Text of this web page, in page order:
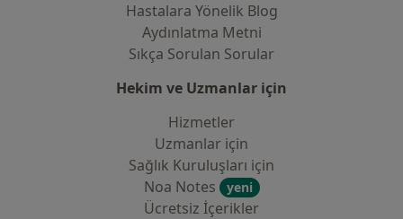
Hastalara Yönelik Blog
Aydınlatma Metni
Sıkça Sorulan Sorular
Hekim ve Uzmanlar için
Hizmetler
Uzmanlar için
Sağlık Kuruluşları için
Noa Notes
yeni
Ücretsiz İçerikler